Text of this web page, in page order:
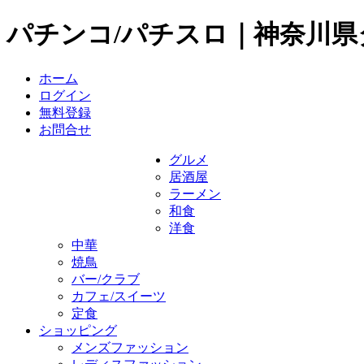
パチンコ/パチスロ｜神奈川
ホーム
ログイン
無料登録
お問合せ
グルメ
居酒屋
ラーメン
和食
洋食
中華
焼鳥
バー/クラブ
カフェ/スイーツ
定食
ショッピング
メンズファッション